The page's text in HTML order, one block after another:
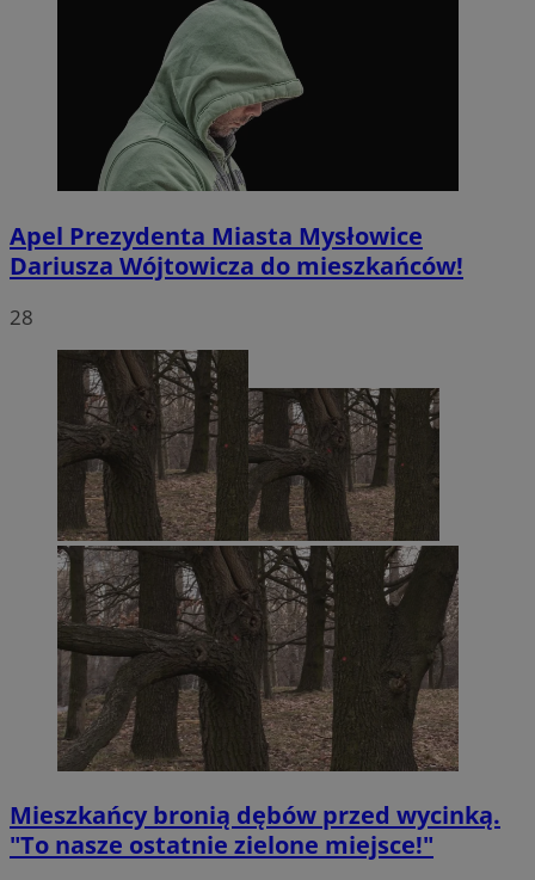
Apel Prezydenta Miasta Mysłowice
Dariusza Wójtowicza do mieszkańców!
28
Mieszkańcy bronią dębów przed wycinką.
"To nasze ostatnie zielone miejsce!"